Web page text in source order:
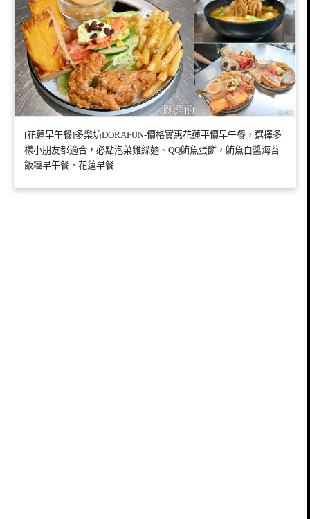
[花蓮早午餐]多樂坊DORAFUN-價格實惠花蓮平價早午餐，選擇多
樣小朋友都適合，必點泡菜雞絲麵、QQ鮪魚蛋餅，鮪魚白醬海苔
飯糰早午餐，花蓮早餐